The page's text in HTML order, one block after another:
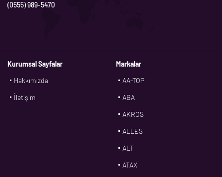
(0555) 989-5470
Kurumsal Sayfalar
Hakkımızda
İletişim
Markalar
AA-TOP
ABA
AKROS
ALLES
ALT
ATAX